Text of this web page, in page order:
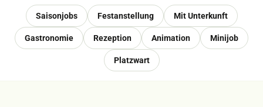
Saisonjobs Festanstellung Mit Unterkunft
Gastronomie Rezeption Animation Minijob
Platzwart